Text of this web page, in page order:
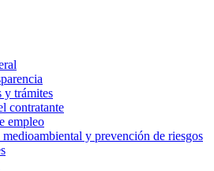
y trámites
contratante
empleo
y prevención de riesgos